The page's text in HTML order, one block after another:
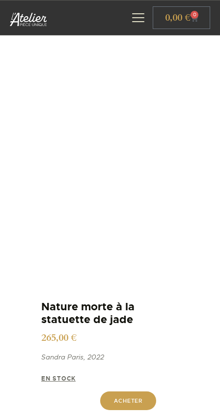
0,00€ 0
Nature morte à la
statuette de jade
265,00€
Sandra Paris, 2022
EN STOCK
ACHETER